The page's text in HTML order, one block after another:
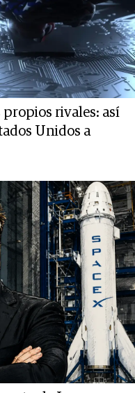
rivales: así
Unidos a